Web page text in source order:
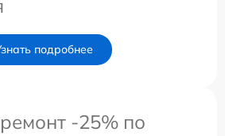
подробнее
-25% по